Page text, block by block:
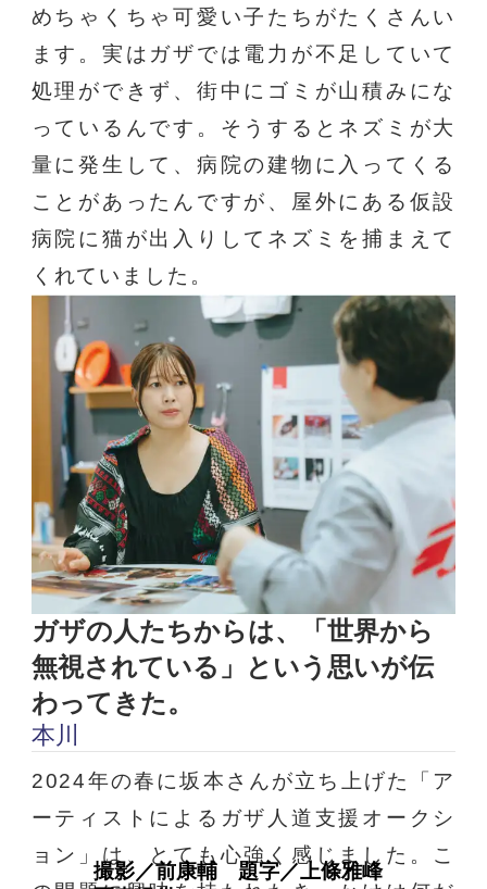
撮影／前康輔 題字／上條雅峰
めちゃくちゃ可愛い子たちがたくさんい
ます。実はガザでは電力が不足していて
処理ができず、街中にゴミが山積みにな
っているんです。そうするとネズミが大
量に発生して、病院の建物に入ってくる
ことがあったんですが、屋外にある仮設
病院に猫が出入りしてネズミを捕まえて
くれていました。
ガザの人たちからは、「世界から
無視されている」という思いが伝
わってきた。
本川
2024年の春に坂本さんが立ち上げた「ア
ーティストによるガザ人道支援オークシ
ョン」は、とても心強く感じました。こ